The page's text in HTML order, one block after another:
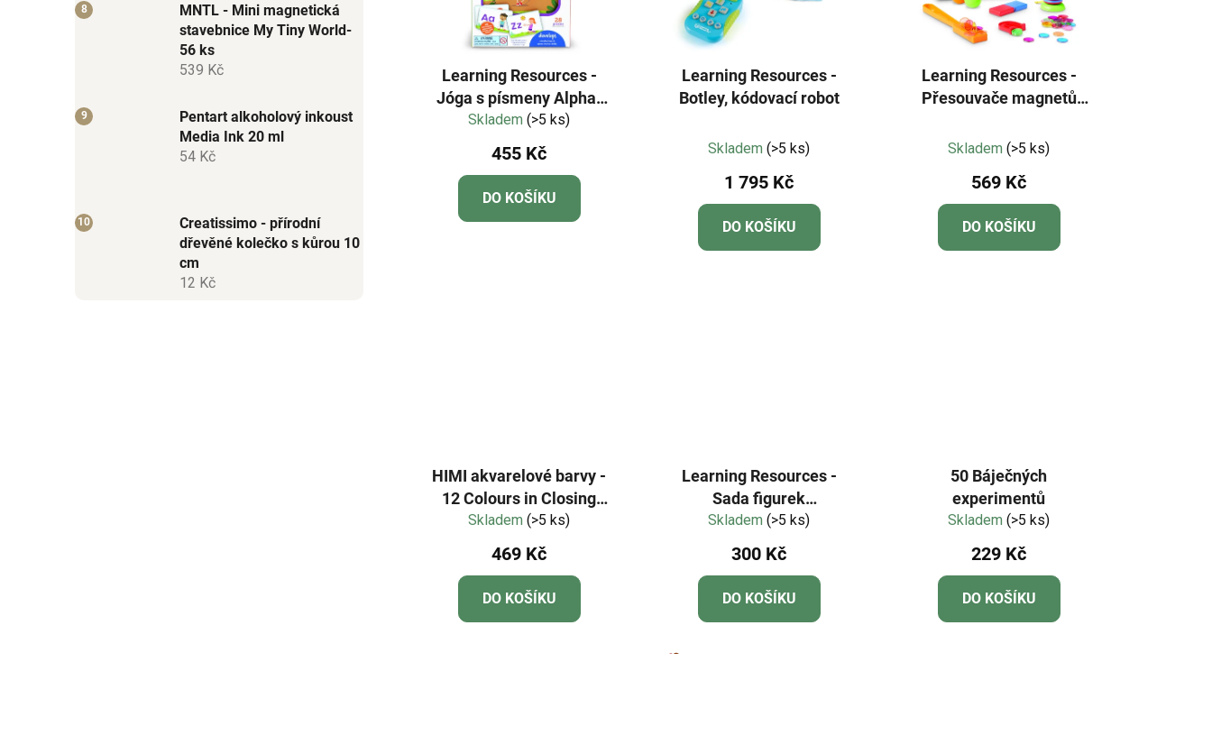
MNTL - Mini magnetická
stavebnice My Tiny World-
56 ks
539 Kč
Pentart alkoholový inkoust
Media Ink 20 ml
54 Kč
Creatissimo - přírodní
dřevěné kolečko s kůrou 10
cm
12 Kč
Learning Resources -
Jóga s písmeny Alpha-
Pose™
Skladem(>5 ks)
455 Kč
DO KOŠÍKU
Learning Resources -
Botley, kódovací robot
hodnocení
produktu
je
4,7
z
Skladem(>5 ks)
1 795 Kč
DO KOŠÍKU
Learning Resources -
Přesouvače magnetů
hodnocení
produktu
je
5,0
z
Skladem(>5 ks)
569 Kč
DO KOŠÍKU
HIMI akvarelové barvy -
12 Colours in Closing
Pans + Brush - Golden
Metallic edition
Skladem(>5 ks)
469 Kč
DO KOŠÍKU
Learning Resources -
Sada figurek
Numberblocks® Čtyřka a
hrozivé dvojky
Skladem(>5 ks)
300 Kč
DO KOŠÍKU
50 Báječných
experimentů
Skladem(>5 ks)
229 Kč
DO KOŠÍKU